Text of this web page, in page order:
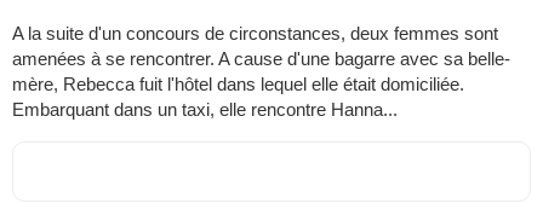
A la suite d'un concours de circonstances, deux femmes sont
amenées à se rencontrer. A cause d'une bagarre avec sa belle-
mère, Rebecca fuit l'hôtel dans lequel elle était domiciliée.
Embarquant dans un taxi, elle rencontre Hanna...